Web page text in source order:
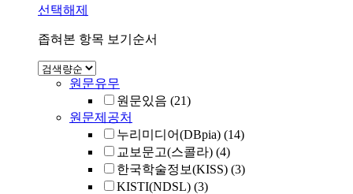
선택해제
좁혀본 항목 보기순서
원문유무
원문있음 (21)
원문제공처
누리미디어(DBpia) (14)
교보문고(스콜라) (4)
한국학술정보(KISS) (3)
KISTI(NDSL) (3)